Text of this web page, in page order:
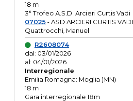
18 m
3° Trofeo A.S.D. Arcieri Curtis Vadi
07025- ASD ARCIERI CURTIS VADI
Quattrocchi, Manuel
R2608074
dal: 03/01/2026
al: 04/01/2026
Interregionale
Emilia Romagna: Moglia (MN)
18 m
Gara interregionale 18m